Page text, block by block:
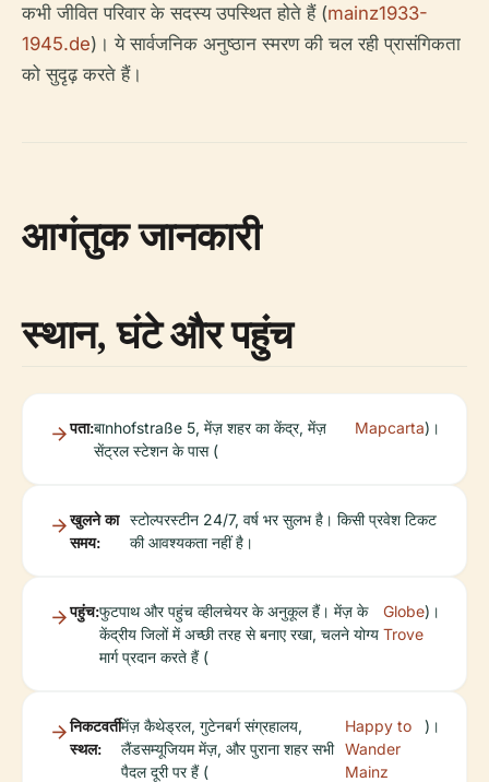
कभी जीवित परिवार के सदस्य उपस्थित होते हैं (mainz1933-
1945.de)। ये सार्वजनिक अनुष्ठान स्मरण की चल रही प्रासंगिकता
को सुदृढ़ करते हैं।
आगंतुक जानकारी
स्थान, घंटे और पहुंच
पता:बाnhofstraße 5, मेंज़ शहर का केंद्र, मेंज़
सेंट्रल स्टेशन के पास (
Mapcarta)।
खुलने का
समय:
स्टोल्परस्टीन 24/7, वर्ष भर सुलभ है। किसी प्रवेश टिकट
की आवश्यकता नहीं है।
पहुंच:फुटपाथ और पहुंच व्हीलचेयर के अनुकूल हैं। मेंज़ के
केंद्रीय जिलों में अच्छी तरह से बनाए रखा, चलने योग्य
मार्ग प्रदान करते हैं (
Globe
Trove
)।
निकटवर्ती
स्थल:
मेंज़ कैथेड्रल, गुटेनबर्ग संग्रहालय,
लैंडसम्यूजियम मेंज़, और पुराना शहर सभी
पैदल दूरी पर हैं (
Happy to
Wander
Mainz
)।